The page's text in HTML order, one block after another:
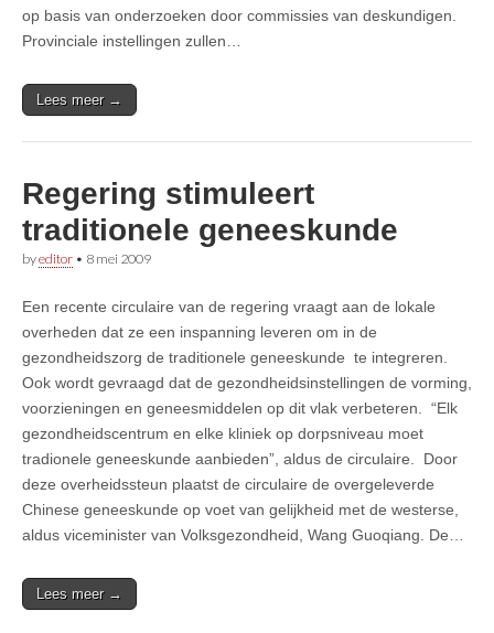
op basis van onderzoeken door commissies van deskundigen.
Provinciale instellingen zullen…
Lees meer →
Regering stimuleert
traditionele geneeskunde
byeditor • 8 mei 2009
Een recente circulaire van de regering vraagt aan de lokale
overheden dat ze een inspanning leveren om in de
gezondheidszorg de traditionele geneeskunde te integreren.
Ook wordt gevraagd dat de gezondheidsinstellingen de vorming,
voorzieningen en geneesmiddelen op dit vlak verbeteren. “Elk
gezondheidscentrum en elke kliniek op dorpsniveau moet
tradionele geneeskunde aanbieden”, aldus de circulaire. Door
deze overheidssteun plaatst de circulaire de overgeleverde
Chinese geneeskunde op voet van gelijkheid met de westerse,
aldus viceminister van Volksgezondheid, Wang Guoqiang. De…
Lees meer →